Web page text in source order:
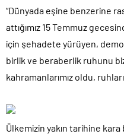
“Dünyada eşine benzerine
attığımız 15 Temmuz
için şehadete yürüyen,
birlik ve beraberlik ruhunu
kahramanlarımız oldu,
Ülkemizin yakın tarihine